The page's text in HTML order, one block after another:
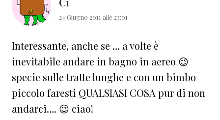
24 Giugno 2011 alle 23:01
Interessante, anche se … a volte è
inevitabile andare in bagno in aereo 😉
specie sulle tratte lunghe e con un bimbo
piccolo faresti QUALSIASI COSA pur di non
andarci…. 😉 ciao!